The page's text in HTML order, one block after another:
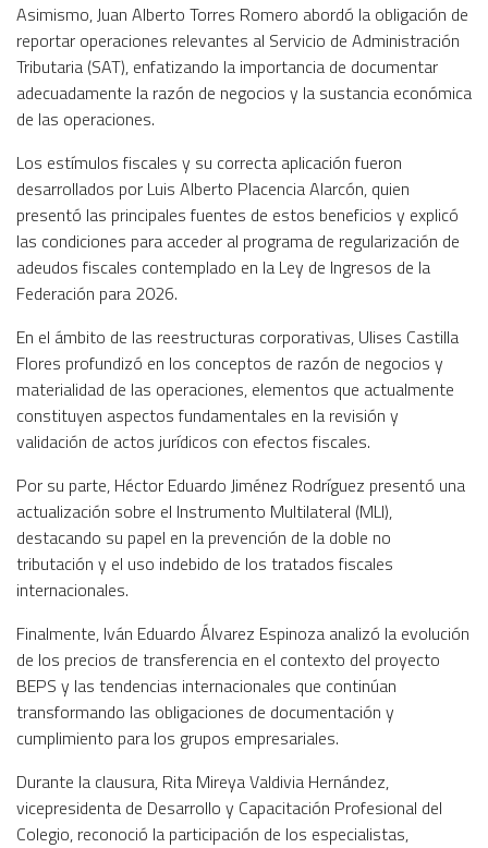
Asimismo, Juan Alberto Torres Romero abordó la obligación de
reportar operaciones relevantes al Servicio de Administración
Tributaria (SAT), enfatizando la importancia de documentar
adecuadamente la razón de negocios y la sustancia económica
de las operaciones.
Los estímulos fiscales y su correcta aplicación fueron
desarrollados por Luis Alberto Placencia Alarcón, quien
presentó las principales fuentes de estos beneficios y explicó
las condiciones para acceder al programa de regularización de
adeudos fiscales contemplado en la Ley de Ingresos de la
Federación para 2026.
En el ámbito de las reestructuras corporativas, Ulises Castilla
Flores profundizó en los conceptos de razón de negocios y
materialidad de las operaciones, elementos que actualmente
constituyen aspectos fundamentales en la revisión y
validación de actos jurídicos con efectos fiscales.
Por su parte, Héctor Eduardo Jiménez Rodríguez presentó una
actualización sobre el Instrumento Multilateral (MLI),
destacando su papel en la prevención de la doble no
tributación y el uso indebido de los tratados fiscales
internacionales.
Finalmente, Iván Eduardo Álvarez Espinoza analizó la evolución
de los precios de transferencia en el contexto del proyecto
BEPS y las tendencias internacionales que continúan
transformando las obligaciones de documentación y
cumplimiento para los grupos empresariales.
Durante la clausura, Rita Mireya Valdivia Hernández,
vicepresidenta de Desarrollo y Capacitación Profesional del
Colegio, reconoció la participación de los especialistas,